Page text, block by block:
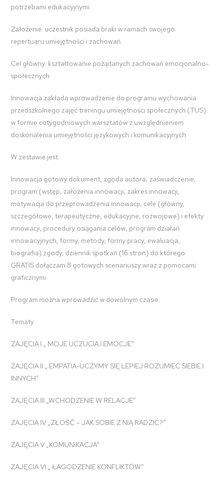
potrzebami edukacyjnymi.
Założenie: uczestnik posiada braki w ramach swojego
repertuaru umiejętności i zachowań.
Cel główny: kształtowanie pożądanych zachowań emocjonalno-
społecznych
Innowacja zakłada wprowadzenie do programu wychowania
przedszkolnego zajęć treningu umiejętności społecznych (TUS)
w formie cotygodniowych warsztatów z uwzględnieniem
doskonalenia umiejętności językowych i komunikacyjnych.
W zestawie jest:
Innowacja gotowy dokument, zgoda autora, zaświadczenie,
program (wstęp, założenia innowacji, zakres innowacji,
motywacja do przeprowadzenia innowacji, cele (główny,
szczegółowe, terapeutyczne, edukacyjne, rozwojowe) i efekty
innowacji, procedury osiągania celów, program działań
innowacyjnych, formy, metody, formy pracy, ewaluacja,
biografia) zgody, dziennik spotkań (16 stron) do którego
GRATIS dołączam 8 gotowych scenariuszy wraz z pomocami
graficznymi.
Program można wprowadzić w dowolnym czasie.
Tematy
ZAJĘCIA I „ MOJE UCZUCIA I EMOCJE”
ZAJĘCIA II „ EMPATIA-UCZYMY SIĘ LEPIEJ ROZUMIEĆ SIEBIE I
INNYCH”
ZAJĘCIA III „WCHODZENIE W RELACJE”
ZAJĘCIA IV „ZŁOŚĆ – JAK SOBIE Z NIĄ RADZIĆ?”
ZAJĘCIA V „KOMUNIKACJA”
ZAJĘCIA VI „ ŁAGODZENIE KONFLIKTÓW”